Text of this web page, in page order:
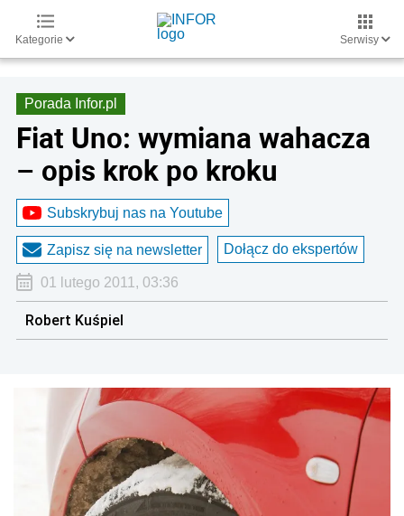
Kategorie Serwisy
Porada Infor.pl
Fiat Uno: wymiana wahacza
– opis krok po kroku
Subskrybuj nas na Youtube
Zapisz się na newsletter Dołącz do ekspertów
01 lutego 2011, 03:36
Robert Kuśpiel